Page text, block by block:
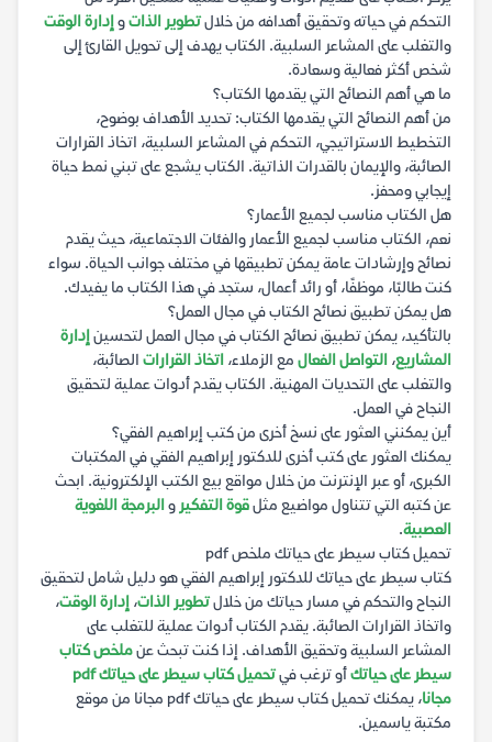
التحكم في حياته وتحقيق أهدافه من خلالتطوير الذاتو إدارة الوقت
والتغلب على المشاعر السلبية. الكتاب يهدف إلى تحويل القارئ إلى
شخص أكثر فعالية وسعادة.
ما هي أهم النصائح التي يقدمها الكتاب؟
من أهم النصائح التي يقدمها الكتاب: تحديد الأهداف بوضوح،
التخطيط الاستراتيجي، التحكم في المشاعر السلبية، اتخاذ القرارات
الصائبة، والإيمان بالقدرات الذاتية. الكتاب يشجع على تبني نمط حياة
إيجابي ومحفز.
هل الكتاب مناسب لجميع الأعمار؟
نعم، الكتاب مناسب لجميع الأعمار والفئات الاجتماعية، حيث يقدم
نصائح وإرشادات عامة يمكن تطبيقها في مختلف جوانب الحياة. سواء
كنت طالبًا، موظفًا، أو رائد أعمال، ستجد في هذا الكتاب ما يفيدك.
هل يمكن تطبيق نصائح الكتاب في مجال العمل؟
بالتأكيد، يمكن تطبيق نصائح الكتاب في مجال العمل لتحسين إدارة
المشاريع، التواصل الفعال مع الزملاء، اتخاذ القرارات الصائبة،
والتغلب على التحديات المهنية. الكتاب يقدم أدوات عملية لتحقيق
النجاح في العمل.
أين يمكنني العثور على نسخ أخرى من كتب إبراهيم الفقي؟
يمكنك العثور على كتب أخرى للدكتور إبراهيم الفقي في المكتبات
الكبرى، أو عبر الإنترنت من خلال مواقع بيع الكتب الإلكترونية. ابحث
عن كتبه التي تتناول مواضيع مثلقوة التفكير والبرمجة اللغوية
العصبية.
تحميل كتاب سيطر على حياتك ملخص pdf
كتاب سيطر على حياتك للدكتور إبراهيم الفقي هو دليل شامل لتحقيق
النجاح والتحكم في مسار حياتك من خلالتطوير الذات، إدارة الوقت،
واتخاذ القرارات الصائبة. يقدم الكتاب أدوات عملية للتغلب على
المشاعر السلبية وتحقيق الأهداف. إذا كنت تبحث عنملخص كتاب
سيطر على حياتكأو ترغب في
تحميل كتاب سيطر على حياتك pdf
مجانا
، يمكنك تحميل كتاب سيطر على حياتك pdf مجانا من موقع
مكتبة ياسمين.